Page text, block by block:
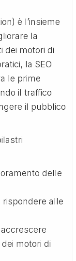
è l’insieme
la
dei motori di
la SEO
le prime
il traffico
il pubblico
delle
rispondere alle
motori di